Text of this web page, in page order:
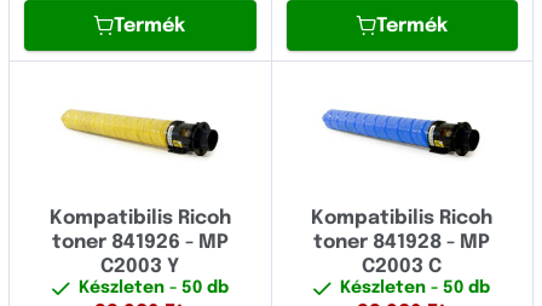
Fullmark
HP
Image
Konica Minolta
D
FW
GX
Termék
Termék
Kompatibilis Ricoh
toner 841926 - MP
C2003 Y
Készleten - 50 db
Kompatibilis Ricoh
toner 841928 - MP
C2003 C
Készleten- 50 db